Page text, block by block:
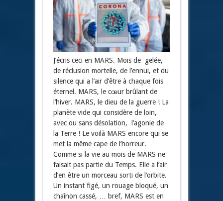
J’écris ceci en MARS. Mois de gelée,
de réclusion mortelle, de l’ennui, et du
silence qui a l’air d’être à chaque fois
éternel. MARS, le cœur brûlant de
l’hiver. MARS, le dieu de la guerre ! La
planète vide qui considère de loin,
avec ou sans désolation, l’agonie de
la Terre ! Le voilà MARS encore qui se
met la même cape de l’horreur.
Comme si la vie au mois de MARS ne
faisait pas partie du Temps. Elle a l’air
d’en être un morceau sorti de l’orbite.
Un instant figé, un rouage bloqué, un
chaînon cassé, … bref, MARS est en